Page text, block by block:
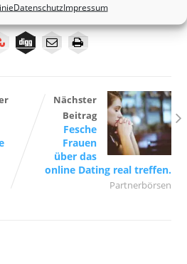
DatenschutzImpressum
Nächster
Beitrag
Fesche
Frauen
über das
online Dating real treffen.
Partnerbörsen